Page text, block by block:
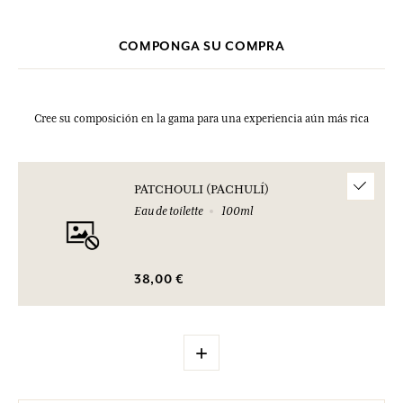
COMPONGA SU COMPRA
Cree su composición en la gama para una experiencia aún más rica
PATCHOULI (PACHULÍ)
Eau de toilette
100ml
38,00 €
+